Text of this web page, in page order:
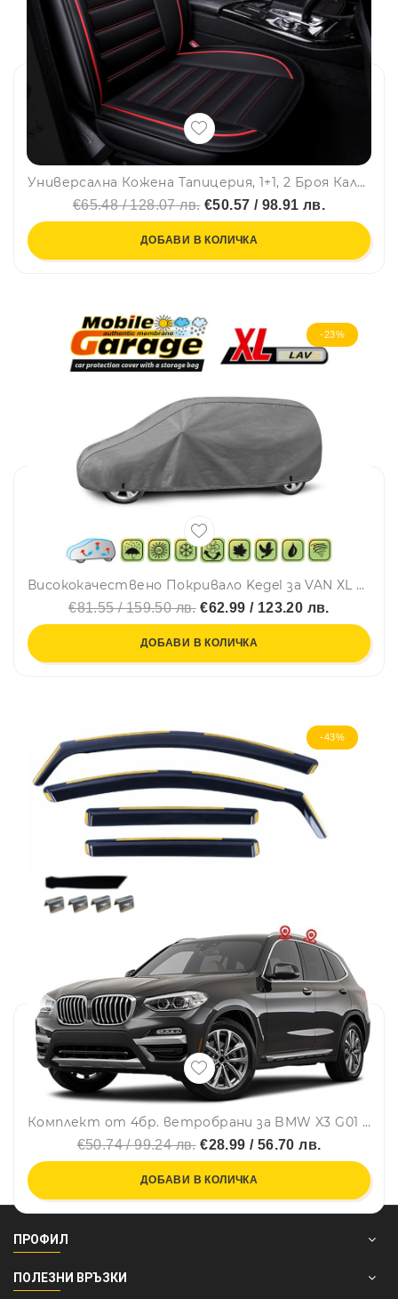
Универсална Кожена Тапицерия, 1+1, 2 Броя Калъфи За Седалки Черно и Червено
€65.48 / 128.07 лв.€50.57 / 98.91 лв.
ДОБАВИ В КОЛИЧКА
-23%
Висококачествено Покривало Kegel за VAN ХL 463x160cm
€81.55 / 159.50 лв.€62.99 / 123.20 лв.
ДОБАВИ В КОЛИЧКА
-43%
Комплект от 4бр. ветробрани за BMW X3 G01 2017 - 2023 г.
€50.74 / 99.24 лв.€28.99 / 56.70 лв.
ДОБАВИ В КОЛИЧКА
ПРОФИЛ
ПОЛЕЗНИ ВРЪЗКИ